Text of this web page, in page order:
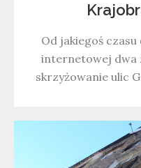
Od jakiegoś
internetowej dwa
skrzyżowanie ulic